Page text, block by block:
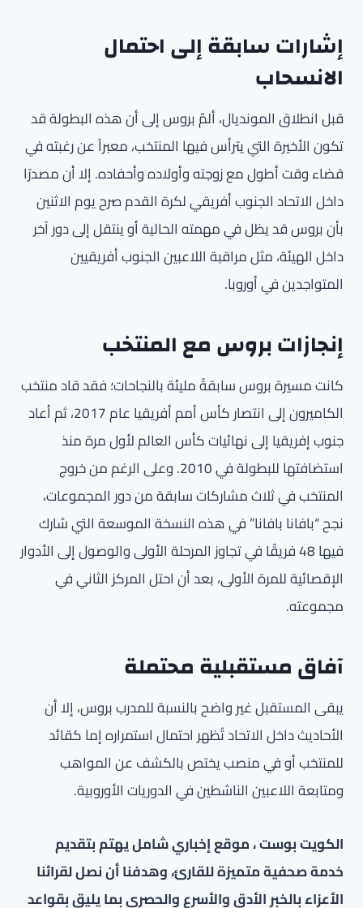
إشارات سابقة إلى احتمال
الانسحاب
قبل انطلاق المونديال، ألمّ بروس إلى أن هذه البطولة قد
تكون الأخيرة التي يترأس فيها المنتخب، معبراً عن رغبته في
قضاء وقت أطول مع زوجته وأولاده وأحفاده. إلا أن مصدرًا
داخل الاتحاد الجنوب أفريقي لكرة القدم صرح يوم الاثنين
بأن بروس قد يظل في مهمته الحالية أو ينتقل إلى دور آخر
داخل الهيئة، مثل مراقبة اللاعبين الجنوب أفريقيين
المتواجدين في أوروبا.
إنجازات بروس مع المنتخب
كانت مسيرة بروس سابقةً مليئة بالنجاحات؛ فقد قاد منتخب
الكاميرون إلى انتصار كأس أمم أفريقيا عام 2017، ثم أعاد
جنوب إفريقيا إلى نهائيات كأس العالم لأول مرة منذ
استضافتها للبطولة في 2010. وعلى الرغم من خروج
المنتخب في ثلاث مشاركات سابقة من دور المجموعات،
نجح “بافانا بافانا” في هذه النسخة الموسعة التي شارك
فيها 48 فريقًا في تجاوز المرحلة الأولى والوصول إلى الأدوار
الإقصائية للمرة الأولى، بعد أن احتل المركز الثاني في
مجموعته.
آفاق مستقبلية محتملة
يبقى المستقبل غير واضح بالنسبة للمدرب بروس، إلا أن
الأحاديث داخل الاتحاد تُظهر احتمال استمراره إما كقائد
للمنتخب أو في منصب يختص بالكشف عن المواهب
ومتابعة اللاعبين الناشطين في الدوريات الأوروبية.
الكويت بوست ، موقع إخباري شامل يهتم بتقديم
خدمة صحفية متميزة للقارئ، وهدفنا أن نصل لقرائنا
الأعزاء بالخبر الأدق والأسرع والحصري بما يليق بقواعد